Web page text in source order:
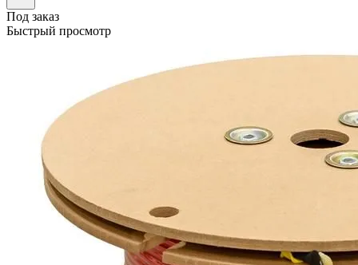
Под заказ
Быстрый просмотр